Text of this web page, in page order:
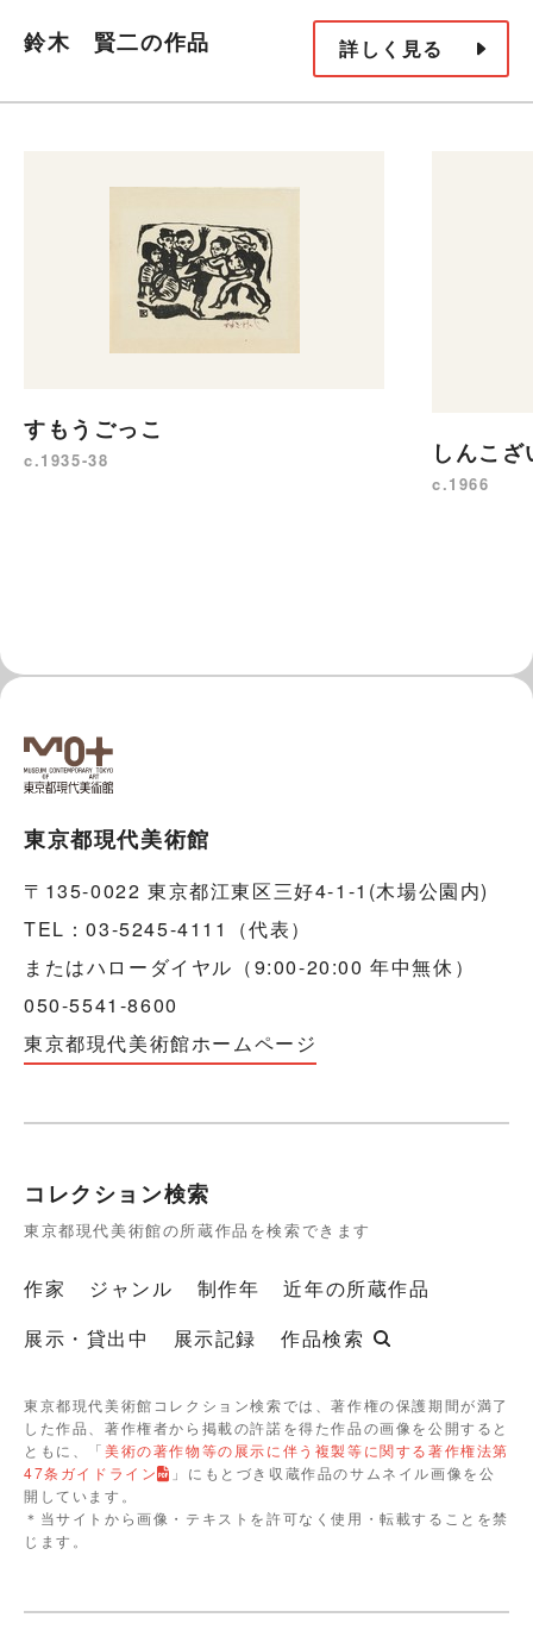
鈴木 賢二の作品 詳しく見る
すもうごっこ
c.1935-38 しんこざ
c.1966
東京都現代美術館
〒135-0022 東京都江東区三好4-1-1(木場公園内)
TEL：03-5245-4111（代表）
またはハローダイヤル（9:00-20:00 年中無休）
050-5541-8600
東京都現代美術館ホームページ
コレクション検索
東京都現代美術館の所蔵作品を検索できます
作家 ジャンル 制作年
近年の所蔵作品
展示・貸出中
展示記録 作品検索
東京都現代美術館コレクション検索では、著作権の保護期間が満了
した作品、著作権者から掲載の許諾を得た作品の画像を公開すると
ともに、「美術の著作物等の展示に伴う複製等に関する著作権法第
47条ガイドライン
」にもとづき収蔵作品のサムネイル画像を公
開しています。
＊当サイトから画像・テキストを許可なく使用・転載することを禁
じます。